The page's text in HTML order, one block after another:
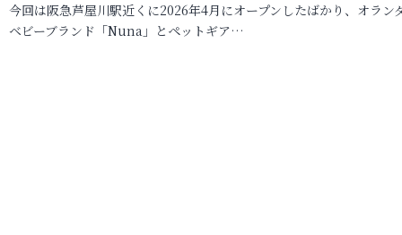
今回は阪急芦屋川駅近くに2026年4月にオープンしたばかり、オラン
ベビーブランド「Nuna」とペットギア…